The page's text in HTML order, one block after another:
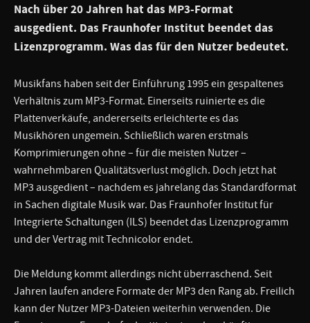
Nach über 20 Jahren hat das MP3-Format
ausgedient. Das Fraunhofer Institut beendet das
Lizenzprogramm. Was das für den Nutzer bedeutet.
Musikfans haben seit der Einführung 1995 ein gespaltenes
Verhältnis zum MP3-Format. Einerseits ruinierte es die
Plattenverkäufe, andererseits erleichterte es das
Musikhören ungemein. Schließlich waren erstmals
Komprimierungen ohne – für die meisten Nutzer –
wahrnehmbaren Qualitätsverlust möglich. Doch jetzt hat
MP3 ausgedient – nachdem es jahrelang das Standardformat
in Sachen digitale Musik war. Das Fraunhofer Institut für
Integrierte Schaltungen (ILS) beendet das Lizenzprogramm
und der Vertrag mit Technicolor endet.
Die Meldung kommt allerdings nicht überraschend. Seit
Jahren laufen andere Formate der MP3 den Rang ab. Freilich
kann der Nutzer MP3-Dateien weiterhin verwenden. Die